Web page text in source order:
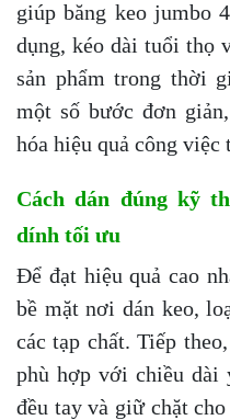
giúp băng keo jumbo
dụng, kéo dài tuổi thọ
sản phẩm trong thời
một số bước đơn
hóa hiệu quả công việc
Cách dán đúng kỹ
dính tối ưu
Để đạt hiệu quả cao
bề mặt nơi dán keo,
các tạp chất. Tiếp
phù hợp với chiều dài
đều tay và giữ chặt